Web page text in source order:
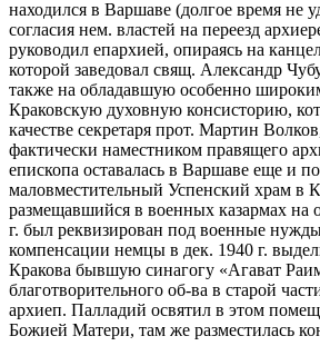
находился в Варшаве (долгое время не
согласия нем. властей на переезд
руководил епархией, опираясь на
которой заведовал свящ. Александр
также на обладавшую особенно
Краковскую духовную консисторию,
качестве секретаря прот. Мартин
фактически наместником правящего
епископа оставалась в Варшаве еще и
маловместительный Успенский храм в
размещавшийся в военных казармах на
г. был реквизирован под военные
компенсации немцы в дек. 1940 г.
Кракова бывшую синагогу «Агават
благотворительного об-ва в старой
архиеп. Палладий освятил в этом
Божией Матери, там же разместилась